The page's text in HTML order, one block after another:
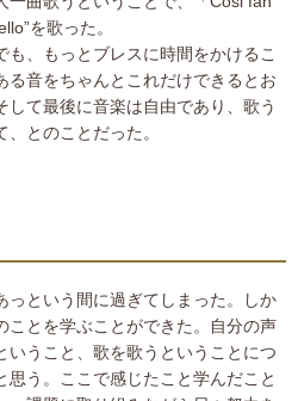
を歌った。
も、もっとブレスに時間をかけるこ
る音をちゃんとこれだけできるとお
て最後に音楽は自由であり、歌う
とのことだった。
っという間に過ぎてしまった。しか
ことを学ぶことができた。自分の声
いうこと、歌を歌うということにつ
思う。ここで感じたこと学んだこと